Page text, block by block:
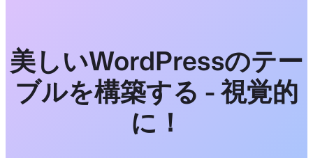
美しいWordPressのテー
ブルを構築する - 視覚的
に！